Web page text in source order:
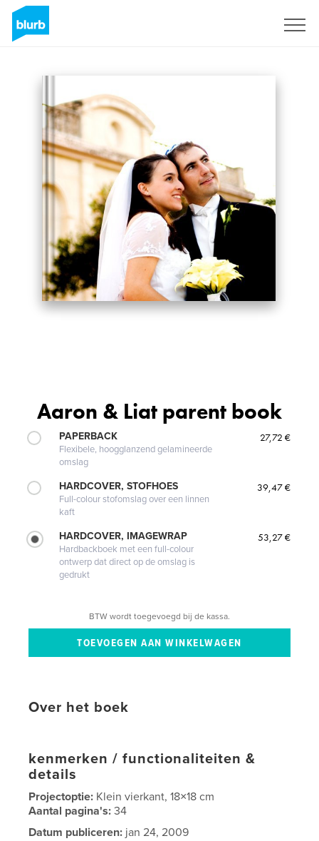
Aaron & Liat parent book
PAPERBACK
Flexibele, hoogglanzend gelamineerde
omslag
27,72 €
HARDCOVER, STOFHOES
Full-colour stofomslag over een linnen
kaft
39,47 €
HARDCOVER, IMAGEWRAP
Hardbackboek met een full-colour
ontwerp dat direct op de omslag is
gedrukt
53,27 €
BTW wordt toegevoegd bij de kassa.
Over het boek
kenmerken / functionaliteiten &
details
Projectoptie: Klein vierkant, 18×18 cm
Aantal pagina's:34
Datum publiceren: jan 24, 2009